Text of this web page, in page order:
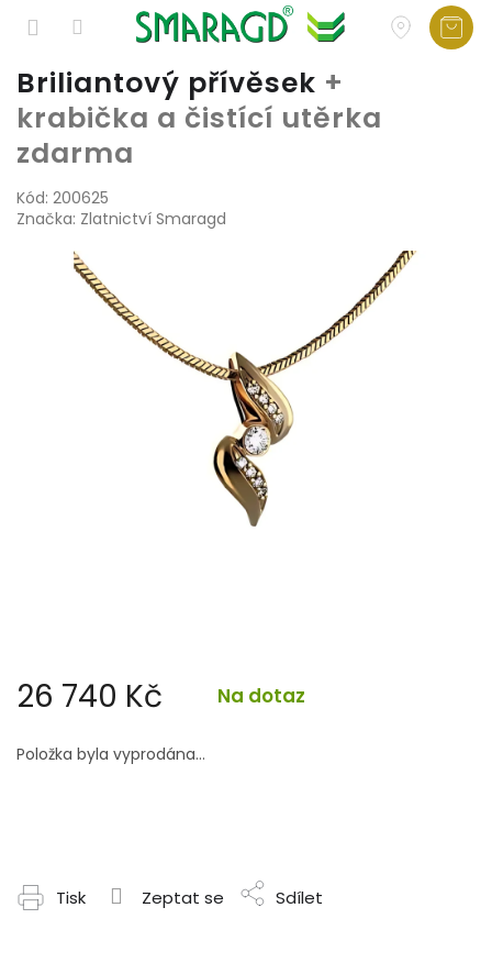
Přejít
obsah
Briliantový přívěsek +
krabička a čistící utěrka
zdarma
Kód: 200625
Značka: Zlatnictví Smaragd
26 740 Kč Na dotaz
cena:
Položka byla vyprodána…
Tisk Zeptat se Sdílet